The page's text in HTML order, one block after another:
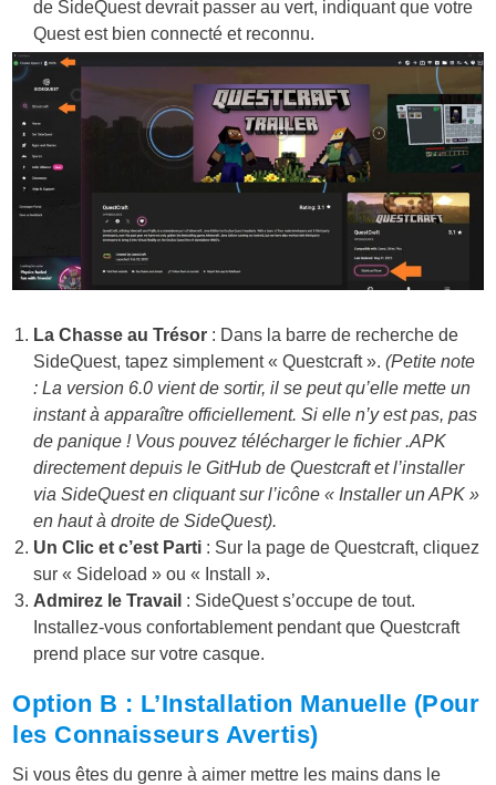
de SideQuest devrait passer au vert, indiquant que votre
Quest est bien connecté et reconnu.
La Chasse au Trésor : Dans la barre de recherche de
SideQuest, tapez simplement « Questcraft ».(Petite note
: La version 6.0 vient de sortir, il se peut qu’elle mette un
instant à apparaître officiellement. Si elle n’y est pas, pas
de panique ! Vous pouvez télécharger le fichier .APK
directement depuis le GitHub de Questcraft et l’installer
via SideQuest en cliquant sur l’icône « Installer un APK »
en haut à droite de SideQuest).
Un Clic et c’est Parti : Sur la page de Questcraft, cliquez
sur « Sideload » ou « Install ».
Admirez le Travail : SideQuest s’occupe de tout.
Installez-vous confortablement pendant que Questcraft
prend place sur votre casque.
Option B : L’Installation Manuelle (Pour
les Connaisseurs Avertis)
Si vous êtes du genre à aimer mettre les mains dans le